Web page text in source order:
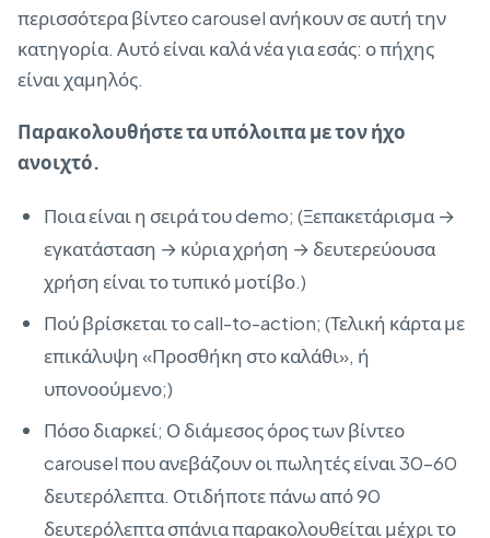
περισσότερα βίντεο carousel ανήκουν σε αυτή την
κατηγορία. Αυτό είναι καλά νέα για εσάς: ο πήχης
είναι χαμηλός.
Παρακολουθήστε τα υπόλοιπα με τον ήχο
ανοιχτό.
Ποια είναι η σειρά του demo; (Ξεπακετάρισμα →
εγκατάσταση → κύρια χρήση → δευτερεύουσα
χρήση είναι το τυπικό μοτίβο.)
Πού βρίσκεται το call-to-action; (Τελική κάρτα με
επικάλυψη «Προσθήκη στο καλάθι», ή
υπονοούμενο;)
Πόσο διαρκεί; Ο διάμεσος όρος των βίντεο
carousel που ανεβάζουν οι πωλητές είναι 30–60
δευτερόλεπτα. Οτιδήποτε πάνω από 90
δευτερόλεπτα σπάνια παρακολουθείται μέχρι το